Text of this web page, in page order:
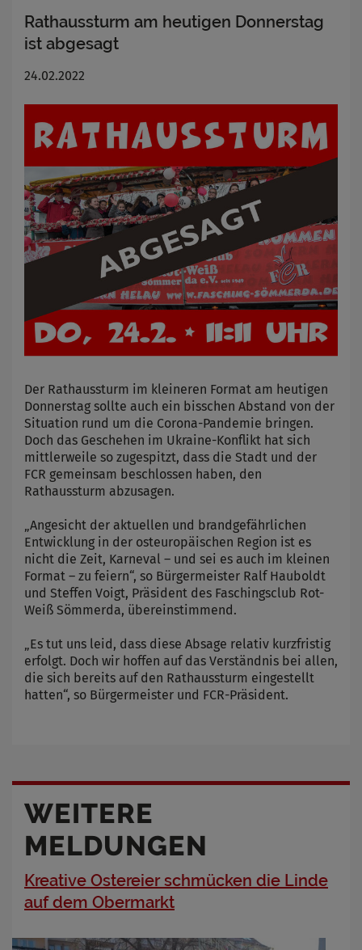
Rathaussturm am heutigen Donnerstag
ist abgesagt
24.02.2022
Der Rathaussturm im kleineren Format am heutigen
Donnerstag sollte auch ein bisschen Abstand von der
Situation rund um die Corona-Pandemie bringen.
Doch das Geschehen im Ukraine-Konflikt hat sich
mittlerweile so zugespitzt, dass die Stadt und der
FCR gemeinsam beschlossen haben, den
Rathaussturm abzusagen.
„Angesicht der aktuellen und brandgefährlichen
Entwicklung in der osteuropäischen Region ist es
nicht die Zeit, Karneval – und sei es auch im kleinen
Format – zu feiern“, so Bürgermeister Ralf Hauboldt
und Steffen Voigt, Präsident des Faschingsclub Rot-
Weiß Sömmerda, übereinstimmend.
„Es tut uns leid, dass diese Absage relativ kurzfristig
erfolgt. Doch wir hoffen auf das Verständnis bei allen,
die sich bereits auf den Rathaussturm eingestellt
hatten“, so Bürgermeister und FCR-Präsident.
WEITERE
MELDUNGEN
Kreative Ostereier schmücken die Linde
auf dem Obermarkt